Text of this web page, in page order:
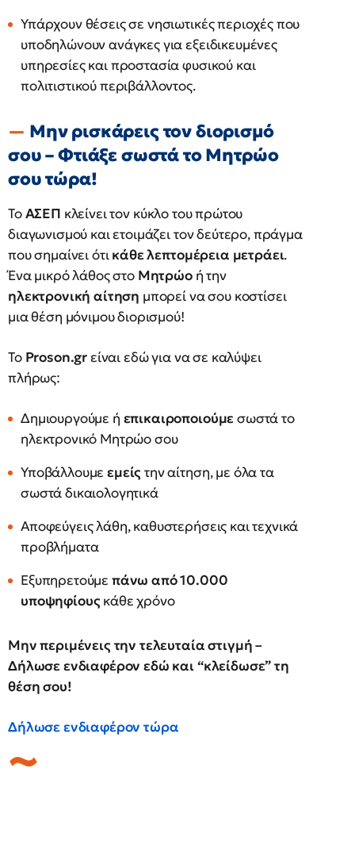
Υπάρχουν θέσεις σε νησιωτικές περιοχές που
υποδηλώνουν ανάγκες για εξειδικευμένες
υπηρεσίες και προστασία φυσικού και
πολιτιστικού περιβάλλοντος.
Μην ρισκάρεις τον διορισμό
σου – Φτιάξε σωστά το Μητρώο
σου τώρα!
ΤοΑΣΕΠ κλείνει τον κύκλο του πρώτου
διαγωνισμού και ετοιμάζει τον δεύτερο, πράγμα
που σημαίνει ότικάθε λεπτομέρεια μετράει.
Ένα μικρό λάθος στο Μητρώοή την
ηλεκτρονική αίτηση μπορεί να σου κοστίσει
μια θέση μόνιμου διορισμού!
Το Proson.grείναι εδώ για να σε καλύψει
πλήρως:
Δημιουργούμε ή επικαιροποιούμεσωστά το
ηλεκτρονικό Μητρώο σου
Υποβάλλουμεεμείςτην αίτηση, με όλα τα
σωστά δικαιολογητικά
Αποφεύγεις λάθη, καθυστερήσεις και τεχνικά
προβλήματα
Εξυπηρετούμε πάνω από 10.000
υποψηφίουςκάθε χρόνο
Μην περιμένεις την τελευταία στιγμή –
Δήλωσε ενδιαφέρον εδώ και “κλείδωσε” τη
θέση σου!
Δήλωσε ενδιαφέρον τώρα